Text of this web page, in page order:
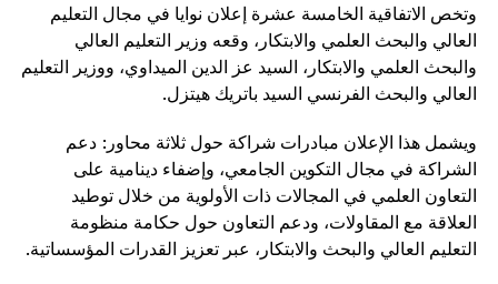
وتخص الاتفاقية الخامسة عشرة إعلان نوايا في مجال التعليم
العالي والبحث العلمي والابتكار، وقعه وزير التعليم العالي
والبحث العلمي والابتكار، السيد عز الدين الميداوي، ووزير التعليم
العالي والبحث الفرنسي السيد باتريك هيتزل.
ويشمل هذا الإعلان مبادرات شراكة حول ثلاثة محاور: دعم
الشراكة في مجال التكوين الجامعي، وإضفاء دينامية على
التعاون العلمي في المجالات ذات الأولوية من خلال توطيد
العلاقة مع المقاولات، ودعم التعاون حول حكامة منظومة
التعليم العالي والبحث والابتكار، عبر تعزيز القدرات المؤسساتية.